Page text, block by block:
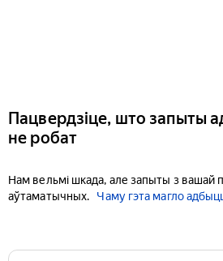
Пацвердзіце, што запыты
не робат
Нам вельмі шкада, але запыты з вашай
аўтаматычных.
Чаму гэта магло